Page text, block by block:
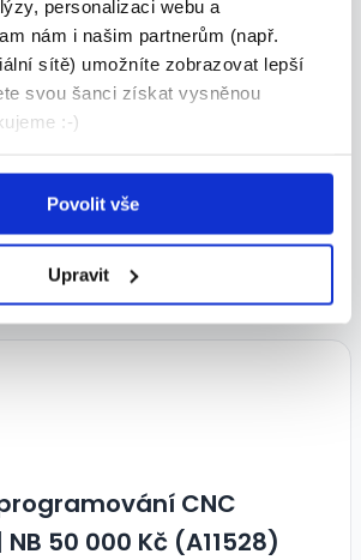
personalizaci webu a
nám i našim partnerům (např.
sítě) umožníte zobrazovat lepší
svou šanci získat vysněnou
:-)
Povolit vše
Upravit
m/ž | NB 50 000
měs.
složka • Přerov
CNC
50 000 Kč (A11528)